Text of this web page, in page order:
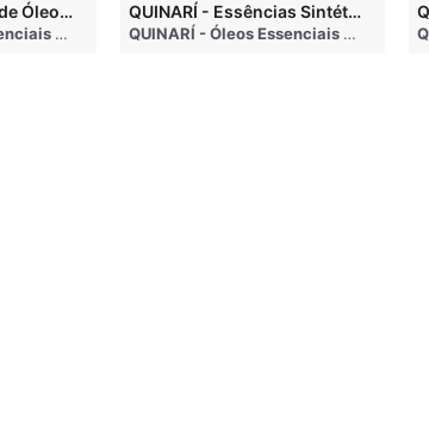
QUINARÍ - Inalação de Óleos Essenciais e Seus Benefícios
QUINARÍ - Óleos Essenciais e Aromaterapia • 3 months ago
QUINARÍ - Essências Sintéticas NÃO Funcionam na Aromaterapia
QUINARÍ - Óleos Essenciais e Aromaterapia